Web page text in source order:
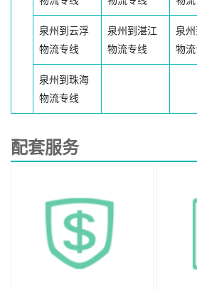
泉州到云浮
物流专线
泉州到湛江
物流专线
泉
物
泉州到珠海
物流专线
配套服务